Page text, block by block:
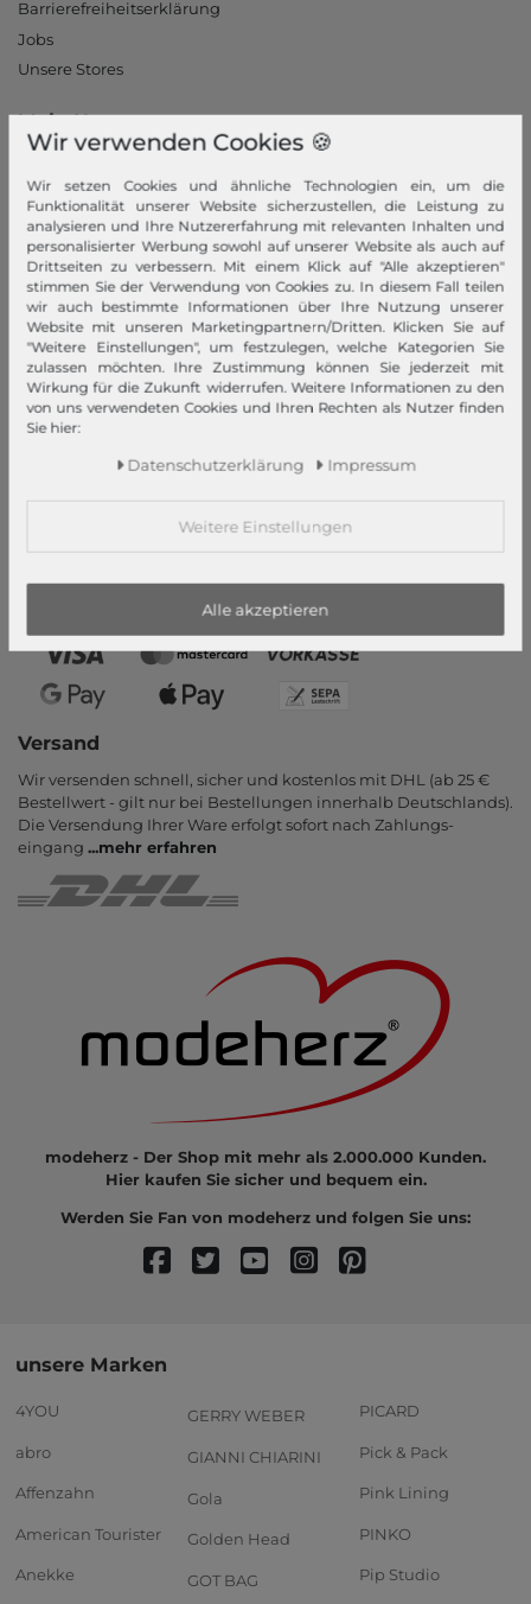
Barrierefreiheitserklärung
Jobs
Unsere Stores
Mein Konto
Neukunde?
Informationen
Kontakt
Rücksendung
Rückrufservice
Hilfe & FAQ
Zahlung und Versand
Newsletter
Vertrag widerrufen
Versand
Wir versenden schnell, sicher und kostenlos mit DHL (ab 25 €
Bestell­wert - gilt nur bei Bestel­lungen inner­halb Deutsch­lands).
Die Ver­sendung Ihrer Ware er­folgt sofort nach Zahlungs­
eingang ...mehr erfahren
modeherz - Der Shop mit mehr als 2.000.000 Kunden.
Hier kaufen Sie sicher und bequem ein.
Werden Sie Fan von modeherz und folgen Sie uns:
unsere Marken
4YOU
abro
Affenzahn
American Tourister
Anekke
GERRY WEBER
GIANNI CHIARINI
Gola
Golden Head
GOT BAG
PICARD
Pick & Pack
Pink Lining
PINKO
Pip Studio
Wir verwenden Cookies 🍪
Wir setzen Cookies und ähnliche Technologien ein, um die
Funktionalität unserer Website sicherzustellen, die Leistung zu
analysieren und Ihre Nutzererfahrung mit relevanten Inhalten und
personalisierter Werbung sowohl auf unserer Website als auch auf
Drittseiten zu verbessern. Mit einem Klick auf "Alle akzeptieren"
stimmen Sie der Verwendung von Cookies zu. In diesem Fall teilen
wir auch bestimmte Informationen über Ihre Nutzung unserer
Website mit unseren Marketingpartnern/Dritten. Klicken Sie auf
"Weitere Einstellungen", um festzulegen, welche Kategorien Sie
zulassen möchten. Ihre Zustimmung können Sie jederzeit mit
Wirkung für die Zukunft widerrufen. Weitere Informationen zu den
von uns verwendeten Cookies und Ihren Rechten als Nutzer finden
Sie hier:
Daten­schutz­erklärung Impressum
Weitere Einstellungen
Alle akzeptieren